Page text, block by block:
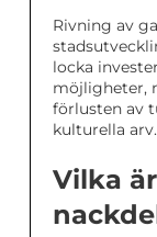
Rivning av
locka
möjligheter,
förlusten av
kulturella arv.
Vilka